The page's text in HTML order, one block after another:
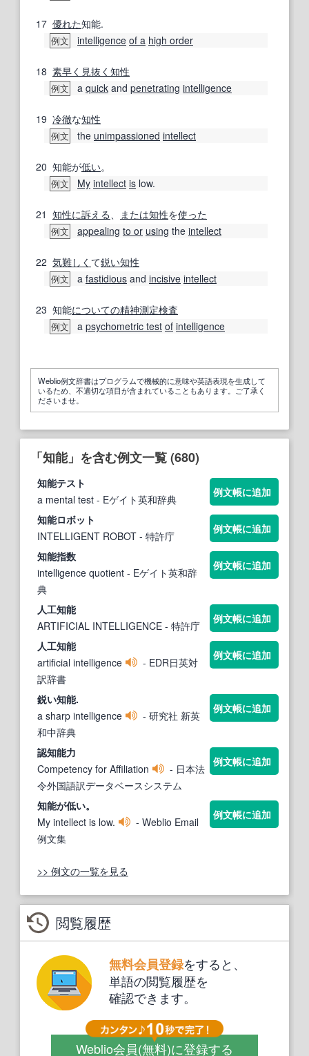
17 優れた知能.
例文 intelligence of a high order
18 素早く 見抜く 知性
例文 a quick and penetrating intelligence
19 冷徹な知性
例文 the unimpassioned intellect
20 知能が低い。
例文 My intellect is low.
21 知性に訴える または知性を使った
例文 appealing to or using the intellect
22 気難しく て鋭い知性
例文 a fastidious and incisive intellect
23 知能についての精神測定検査
例文 a psychometric test of intelligence
Weblio例文辞書はプログラムで機械的に意味や英語表現を生成して
いるため、不適切な項目が含まれていることもあります。ご了承く
ださいませ。
「知能」を含む例文一覧 (680)
知能テスト
a mental test - Eゲイト英和辞典
例文帳に追加
知能ロボット
INTELLIGENT ROBOT - 特許庁
例文帳に追加
知能指数
intelligence quotient - Eゲイト英和辞
典
例文帳に追加
人工知能
ARTIFICIAL INTELLIGENCE - 特許庁
例文帳に追加
人工知能
artificial intelligence
- EDR日英対
訳辞書
例文帳に追加
鋭い知能.
a sharp intelligence
- 研究社 新英
和中辞典
例文帳に追加
認知能力
Competency for Affiliation
- 日本法
令外国語訳データベースシステム
例文帳に追加
知能が低い。
My intellect is low.
- Weblio Email
例文集
例文帳に追加
>> 例文の一覧を見る
閲覧履歴
無料会員登録をすると、
単語の閲覧履歴を
確認できます。
Weblio会員(無料)に登録する